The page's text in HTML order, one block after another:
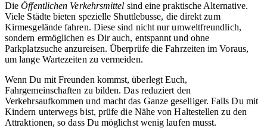
DieÖffentlichen Verkehrsmittel sind eine praktische Alternative.
Viele Städte bieten spezielle Shuttlebusse, die direkt zum
Kirmesgelände fahren. Diese sind nicht nur umweltfreundlich,
sondern ermöglichen es Dir auch, entspannt und ohne
Parkplatzsuche anzureisen. Überprüfe die Fahrzeiten im Voraus,
um lange Wartezeiten zu vermeiden.
Wenn Du mit Freunden kommst, überlegt Euch,
Fahrgemeinschaften zu bilden. Das reduziert den
Verkehrsaufkommen und macht das Ganze geselliger. Falls Du mit
Kindern unterwegs bist, prüfe die Nähe von Haltestellen zu den
Attraktionen, so dass Du möglichst wenig laufen musst.